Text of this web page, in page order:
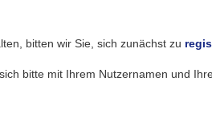
bitten wir Sie, sich zunächst zu
bitte mit Ihrem Nutzernamen und